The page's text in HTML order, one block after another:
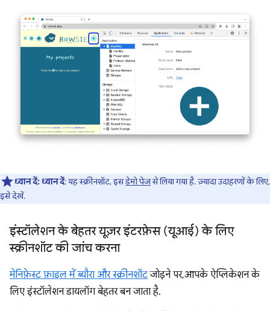
ध्यान दें:ध्यान दें: यह स्क्रीनशॉट, इसडेमो पेजसे लिया गया है. ज़्यादा उदाहरणों के लिए,
इसे देखें.
इंस्टॉलेशन के बेहतर यूज़र इंटरफ़ेस (यूआई) के लिए
स्क्रीनशॉट की जांच करना
मेनिफ़ेस्ट फ़ाइल में ब्यौरा और स्क्रीनशॉटजोड़ने पर, आपके ऐप्लिकेशन के
लिए इंस्टॉलेशन डायलॉग बेहतर बन जाता है.